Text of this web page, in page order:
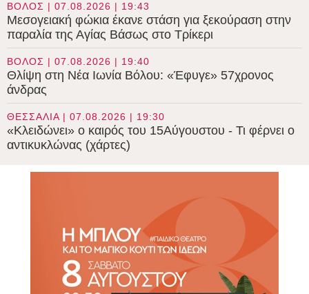
ΒΟΛΟΣ | 07.08.2026 | 19:43
Μεσογειακή φώκια έκανε στάση για ξεκούραση στην
παραλία της Αγίας Βάσως στο Τρίκερι
ΒΟΛΟΣ | 07.08.2026 | 19:40
Θλίψη στη Νέα Ιωνία Βόλου: «Έφυγε» 57χρονος
άνδρας
ΘΕΣΣΑΛΙΑ | 07.08.2026 | 19:30
«Κλειδώνει» ο καιρός του 15Αύγουστου - Τι φέρνει ο
αντικυκλώνας (χάρτες)